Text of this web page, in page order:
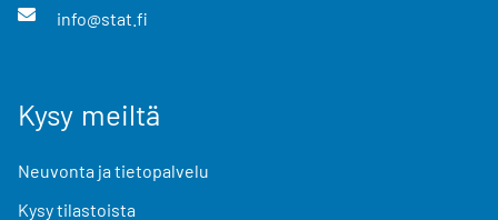
info@stat.fi
Kysy meiltä
Neuvonta ja tietopalvelu
Kysy tilastoista